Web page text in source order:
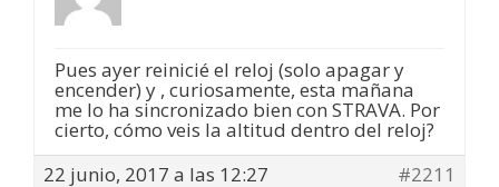
Pues ayer reinicié el reloj (solo apagar y
encender) y , curiosamente, esta mañana
me lo ha sincronizado bien con STRAVA. Por
cierto, cómo veis la altitud dentro del reloj?
22 junio, 2017 a las 12:27
#2211